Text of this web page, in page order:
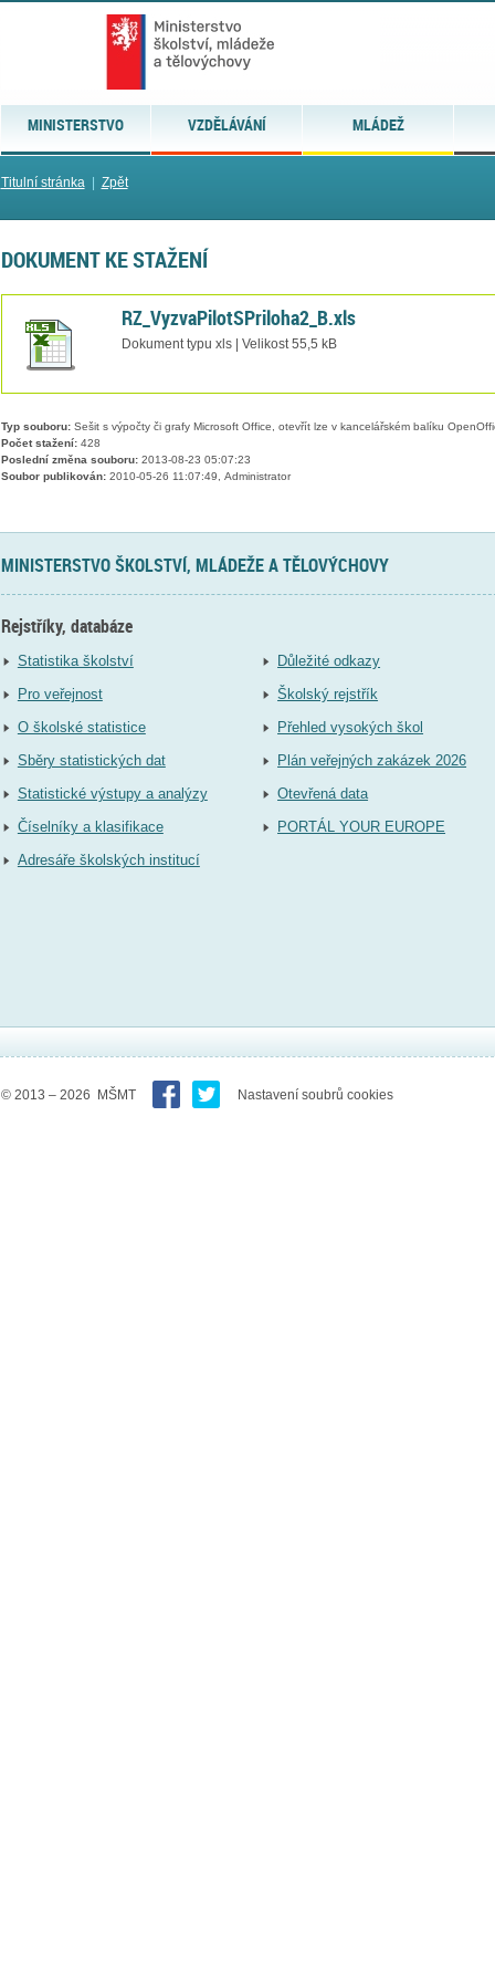
MINISTERSTVO VZDĚLÁVÁNÍ MLÁDEŽ
Titulní stránka| Zpět
DOKUMENT KE STAŽENÍ
RZ_VyzvaPilotSPriloha2_B.xls
Dokument typu xls | Velikost 55,5 kB
Typ souboru:Sešit s výpočty či grafy Microsoft Office, otevřít lze v kancelářském balíku
Počet stažení:428
Poslední změna souboru:2013-08-23 05:07:23
Soubor publikován:2010-05-26 11:07:49, Administrator
MINISTERSTVO ŠKOLSTVÍ, MLÁDEŽE A TĚLOVÝCHOVY
Rejstříky, databáze
Statistika školství
Pro veřejnost
O školské statistice
Sběry statistických dat
Statistické výstupy a analýzy
Číselníky a klasifikace
Adresáře školských institucí
Důležité odkazy
Školský rejstřík
Přehled vysokých škol
Plán veřejných zakázek 2026
Otevřená data
PORTÁL YOUR EUROPE
© 2013 – 2026 MŠMT Nastavení soubrů cookies